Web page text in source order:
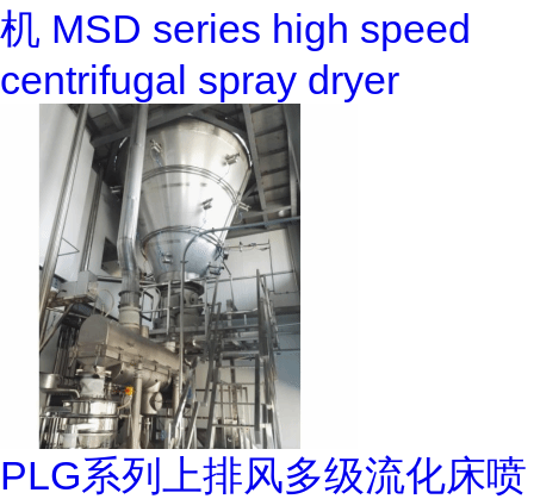
机 MSD series high speed
centrifugal spray dryer
PLG系列上排风多级流化床喷